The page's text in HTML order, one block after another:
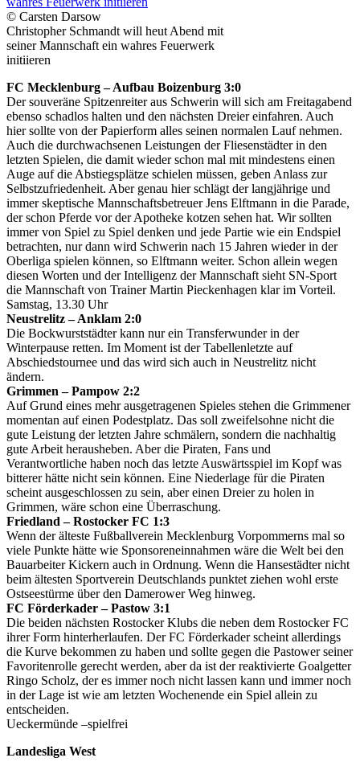
© Carsten Darsow
Christopher Schmandt will heut Abend mit
seiner Mannschaft ein wahres Feuerwerk
initiieren
FC Mecklenburg – Aufbau Boizenburg 3:0
Der souveräne Spitzenreiter aus Schwerin will sich am Freitagabend
ebenso schadlos halten und den nächsten Dreier einfahren. Auch
hier sollte von der Papierform alles seinen normalen Lauf nehmen.
Auch die durchwachsenen Leistungen der Fliesenstädter in den
letzten Spielen, die damit wieder schon mal mit mindestens einen
Auge auf die Abstiegsplätze schielen müssen, geben Anlass zur
Selbstzufriedenheit. Aber genau hier schlägt der langjährige und
immer skeptische Mannschaftsbetreuer Jens Elftmann in die Parade,
der schon Pferde vor der Apotheke kotzen sehen hat. Wir sollten
immer von Spiel zu Spiel denken und jede Partie wie ein Endspiel
betrachten, nur dann wird Schwerin nach 15 Jahren wieder in der
Oberliga spielen können, so Elftmann weiter. Schon allein wegen
diesen Worten und der Intelligenz der Mannschaft sieht SN-Sport
die Mannschaft von Trainer Martin Pieckenhagen klar im Vorteil.
Samstag, 13.30 Uhr
Neustrelitz – Anklam 2:0
Die Bockwurststädter kann nur ein Transferwunder in der
Winterpause retten. Im Moment ist der Tabellenletzte auf
Abschiedstournee und das wird sich auch in Neustrelitz nicht
ändern.
Grimmen – Pampow 2:2
Auf Grund eines mehr ausgetragenen Spieles stehen die Grimmener
momentan auf einen Podestplatz. Das soll zweifelsohne nicht die
gute Leistung der letzten Jahre schmälern, sondern die nachhaltig
gute Arbeit herausheben. Aber die Piraten, Fans und
Verantwortliche haben noch das letzte Auswärtsspiel im Kopf was
bitterer hätte nicht sein können. Eine Niederlage für die Piraten
scheint ausgeschlossen zu sein, aber einen Dreier zu holen in
Grimmen, wäre schon eine Überraschung.
Friedland – Rostocker FC 1:3
Wenn der älteste Fußballverein Mecklenburg Vorpommerns mal so
viele Punkte hätte wie Sponsoreneinnahmen wäre die Welt bei den
Bauarbeiter Kickern auch in Ordnung. Wenn die Hansestädter nicht
beim ältesten Sportverein Deutschlands punktet ziehen wohl erste
Ostseestürme über den Damerower Weg hinweg.
FC Förderkader – Pastow 3:1
Die beiden nächsten Rostocker Klubs die neben dem Rostocker FC
ihrer Form hinterherlaufen. Der FC Förderkader scheint allerdings
die Kurve bekommen zu haben und sollte gegen die Pastower seiner
Favoritenrolle gerecht werden, aber da ist der reaktivierte Goalgetter
Ringo Scholz, der es immer noch nicht lassen kann und immer noch
in der Lage ist wie am letzten Wochenende ein Spiel allein zu
entscheiden.
Ueckermünde –spielfrei
Landesliga West